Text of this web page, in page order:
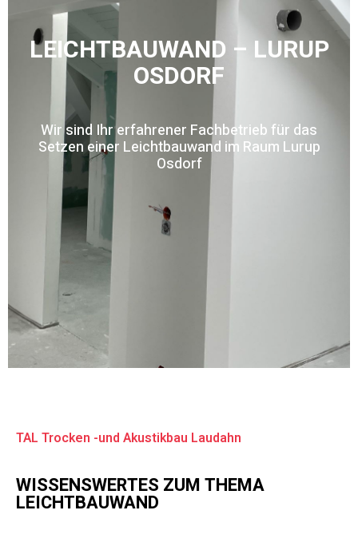
LEICHTBAUWAND – LURUP
OSDORF
Wir sind Ihr erfahrener Fachbetrieb für das
Setzen einer Leichtbauwand im Raum Lurup
Osdorf
TAL Trocken -und Akustikbau Laudahn
WISSENSWERTES ZUM THEMA
LEICHTBAUWAND